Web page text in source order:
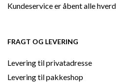
Kundeservice er åbent alle
FRAGT OG LEVERING
Levering til privatadresse
Levering til pakkeshop